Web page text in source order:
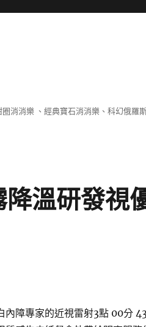
消消樂 、經典寶石消消樂、科幻俄羅
降溫研發視
內障專家的近視雷射3點 00分